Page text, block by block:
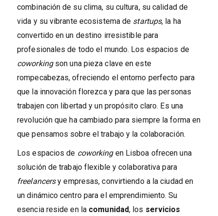
combinación de su clima, su cultura, su calidad de
vida y su vibrante ecosistema de startups, la ha
convertido en un destino irresistible para
profesionales de todo el mundo. Los espacios de
coworkingson una pieza clave en este
rompecabezas, ofreciendo el entorno perfecto para
que la innovación florezca y para que las personas
trabajen con libertad y un propósito claro. Es una
revolución que ha cambiado para siempre la forma en
que pensamos sobre el trabajo y la colaboración.
Los espacios de coworkingen Lisboa ofrecen una
solución de trabajo flexible y colaborativa para
freelancersy empresas, convirtiendo a la ciudad en
un dinámico centro para el emprendimiento. Su
esencia reside en la comunidad, los servicios